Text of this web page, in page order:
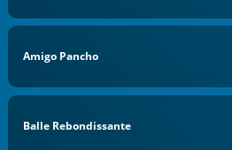
Amigo Pancho
Balle Rebondissante